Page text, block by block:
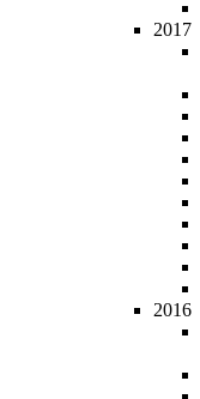
2017
2016